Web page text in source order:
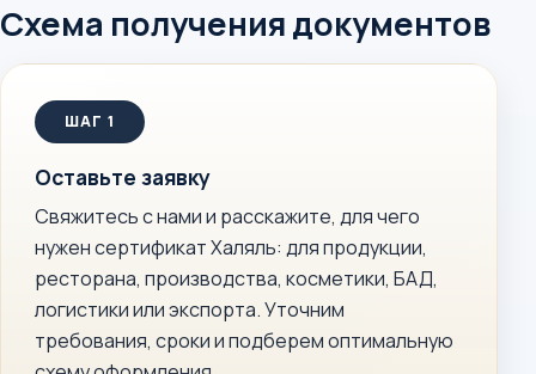
Схема получения документов
Оставьте заявку
Свяжитесь с нами и расскажите, для чего
нужен сертификат Халяль: для продукции,
ресторана, производства, косметики, БАД,
логистики или экспорта. Уточним
требования, сроки и подберем оптимальную